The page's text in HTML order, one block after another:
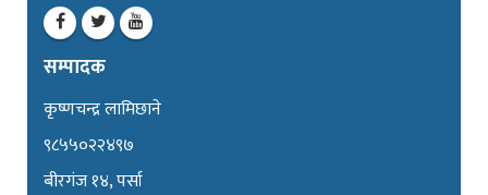
सम्पादक
कृष्णचन्द्र लामिछाने
९८५५०२२४९७
बीरगंज १४, पर्सा